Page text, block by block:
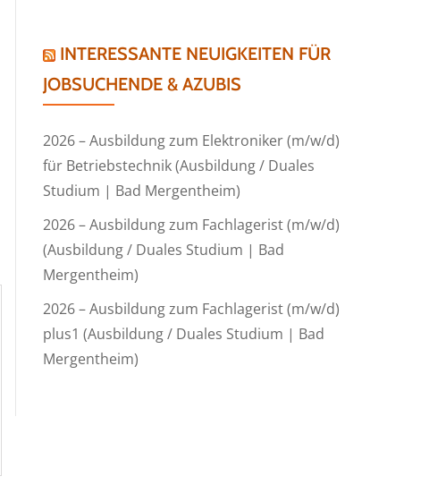
INTERESSANTE NEUIGKEITEN FÜR
JOBSUCHENDE & AZUBIS
2026 – Ausbildung zum Elektroniker (m/w/d)
für Betriebstechnik (Ausbildung / Duales
Studium | Bad Mergentheim)
2026 – Ausbildung zum Fachlagerist (m/w/d)
(Ausbildung / Duales Studium | Bad
Mergentheim)
2026 – Ausbildung zum Fachlagerist (m/w/d)
plus1 (Ausbildung / Duales Studium | Bad
Mergentheim)